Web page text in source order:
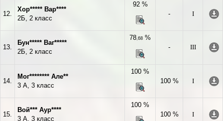
12.
Хор***** Вар****
2Б, 2 класс
92 %
-
I
13.
Бун***** Ваг*****
2Б, 2 класс
78,68 %
-
III
14.
Мог******** Але**
3 А, 3 класс
100 %
100 %
I
15.
Вой*** Аур****
3 А, 3 класс
100 %
100 %
I